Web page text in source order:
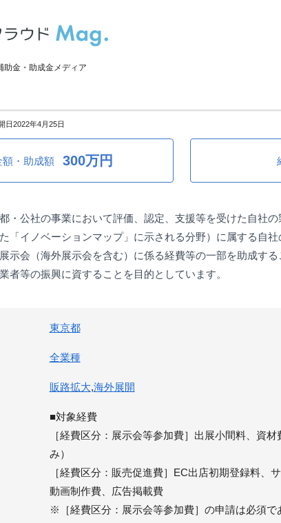
助金・助成金メディア
2022年4月25日
額・助成額 300万円
・公社の事業において評価、認定、支援等を受けた自社
「イノベーションマップ」に示される分野）に属する自
示会（海外展示会を含む）に係る経費等の一部を助成す
者等の振興に資することを目的としています。
東京都
全業種
販路拡大,海外展開
■対象経費
［経費区分：展示会等参加費］出展小間料、資
み）
［経費区分：販売促進費］EC出店初期登録料、
動画制作費、広告掲載費
※［経費区分：展示会等参加費］の申請は必須